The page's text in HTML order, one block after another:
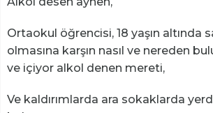
Ortaokul öğrencisi, 18 yaşın altında
olmasına karşın nasıl ve nereden
ve içiyor alkol denen mereti,
Ve kaldırımlarda ara sokaklarda